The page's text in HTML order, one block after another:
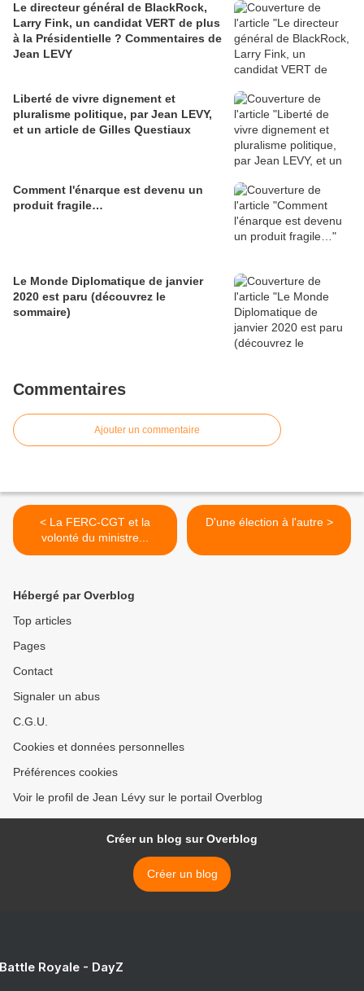
Le directeur général de BlackRock,
Larry Fink, un candidat VERT de plus
à la Présidentielle ? Commentaires de
Jean LEVY
Liberté de vivre dignement et
pluralisme politique, par Jean LEVY,
et un article de Gilles Questiaux
Comment l'énarque est devenu un
produit fragile…
Le Monde Diplomatique de janvier
2020 est paru (découvrez le
sommaire)
Commentaires
Ajouter un commentaire
< La FERC-CGT et la
volonté du ministre...
D'une élection à l'autre >
Hébergé par Overblog
Top articles
Pages
Contact
Signaler un abus
C.G.U.
Cookies et données personnelles
Préférences cookies
Voir le profil de Jean Lévy sur le portail Overblog
Créer un blog sur Overblog
Créer un blog
Royale - DayZ